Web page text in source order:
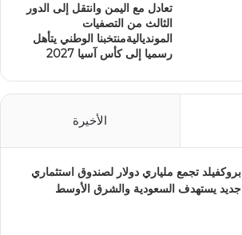
تعادل مع اليمن وانتقل إلى الدور
الثالث من التصفيات
الموندياليةمنتخبنا الوطني يتأهل
رسميا إلى كأس آسيا 2027
الأخيرة
بروكفيلد تجمع ملياري دولار لصندوق استثماري
جديد يستهدف السعودية والشرق الأوسط